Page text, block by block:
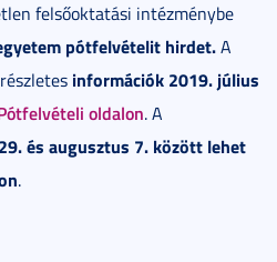
felsőoktatási intézménybe
pótfelvételit hirdet.A
információk 2019. július
oldalon. A
és augusztus 7. között lehet
.